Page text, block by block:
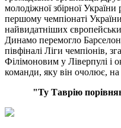
молодіжної збірної
першому чемпіонаті
найвидатніших
Динамо перемогло
півфіналі Ліги чемпіонів,
Філімоновим у Ліверпулі і
команди, яку він очолює,
"Ту Таврію